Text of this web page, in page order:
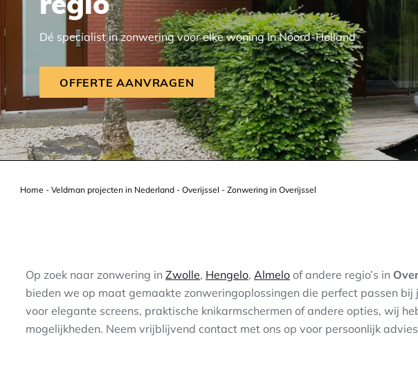
Dé specialist in zonwering voor elke woning in Noord-Holland
OFFERTE AANVRAGEN
Home -Veldman projecten in Nederland -Overijssel -Zonwering in Overijssel
Op zoek naar zonwering in Zwolle, Hengelo, Almeloof andere regio’s in
bieden we op maat gemaakte zonweringoplossingen die perfect passen
voor elegante screens, praktische knikarmschermen of andere opties, wij
mogelijkheden. Neem vrijblijvend contact met ons op voor persoonlijk